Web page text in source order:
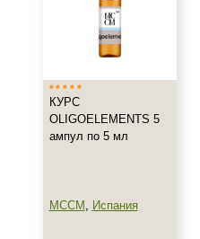
шприц
1,3 мл
Показать еще
PDRN
КУРС
OLIGOELEMENTS 5
ампул по 5 мл
MCCM , Испания